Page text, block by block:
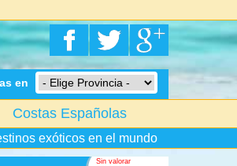
en
Costas Españolas
exóticos en el mundo
Sin valorar